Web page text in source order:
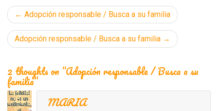
Navegación
de
entradas
Adopción responsable / Busca a su familia
Adopción responsable / Busca a su familia
2 thoughts on “Adopción responsable / Busca a su
familia”
MARIA